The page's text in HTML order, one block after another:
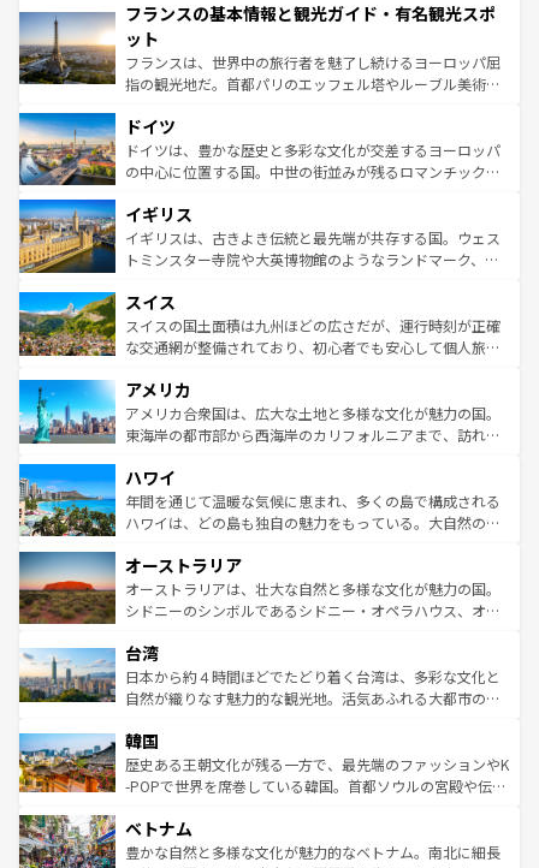
ませてくれるイタリアで、忘れられない旅をしてみよう！
なお、新着のイタリア情報は
しい。
文化が根付くこの国では、情熱的なフラメンコ、熱気あふ
れる闘牛、そして美味しいタパスが生活の一部となってい
る。首都マドリードの洗練された雰囲気や、バルセロナの
アートに溢れた街角から、地方では古代ローマ遺跡や中世
せる。地方によって風土や気候が異なるスペインはその個
性で訪れる人を魅了する。 なお、新着のスペイン情報は コ
ンテンツ一覧を参照してほしい。
フランスの基本情報と観光ガイド・有名観光スポ
ット
フランスは、世界中の旅行者を魅了し続けるヨーロッパ屈
指の観光地だ。首都パリのエッフェル塔やルーブル美術館
で、幅広い魅力が詰まっている。華麗な宮殿、歴史的な大
聖堂、美しいビーチ、そして豊かな自然が、訪れる者を心
から魅了する。また、フランスは美食の国としても知ら
いる。シャンパンの発祥地であるランス、プロヴァンスの
香り高いラベンダー畑など、多彩な楽しみ方が可能だ。さ
らに、パリ以外の地域にも魅力が溢れており、どの街角に
れる地方に足を運ぶとそれぞれで全く異なる文化を体験で
きるだろう。 なお、新着のフランス情報はコンテンツ一覧
を参照してほしい。
ドイツ
ドイツは、豊かな歴史と多彩な文化が交差するヨーロッパ
の中心に位置する国。中世の街並みが残るロマンチック街
顔を持つこの国は、どこを歩いても飽きることがない。ベ
ルリンの文化的活気、バイエルン州のアルプスの絶景、そ
してライン川沿いのワイン畑といった風景は必見。ビール
は、お酒好きな人にはぜひ体験してほしい。 なお、新着の
ドイツ情報はコンテンツ一覧を参照してほしい。
イギリス
イギリスは、古きよき伝統と最先端が共存する国。ウェス
トミンスター寺院や大英博物館のようなランドマーク、歴
リアごとに異なる魅力がある。また、優雅なアフタヌーン
ティー、ビール好きにはたまらない英国パブ、サッカー観
戦など、本場だからこそできる体験も豊富。イギリスを旅
ンツ一覧を参照してほしい。
スイス
スイスの国土面積は九州ほどの広さだが、運行時刻が正確
な交通網が整備されており、初心者でも安心して個人旅行
の建物がそのまま残る町や、スイスならではのユニークな
博物館もあり、アルプス観光だけでなく町歩きも満喫する
ことができる。国民の所得が高いため物価も高いが、旅行
ば市内交通費無料で観光を楽しむこともできる。 なお、新
着のスイス情報はコンテンツ一覧 を参照してほしい。
アメリカ
アメリカ合衆国は、広大な土地と多様な文化が魅力の国。
東海岸の都市部から西海岸のカリフォルニアまで、訪れる
のような巨大都市は、観光、ショッピング、エンターテイ
ンメントが詰まった刺激的なスポットだ。一方、アメリカ
西部には大自然が広がり、グランドキャニオンやイエロー
部のニューオーリンズでは、音楽と美食が融合した独特の
文化が魅力。旅行者はアメリカの各地域で異なる魅力を楽
しみながら、その多様性と豊かな歴史を感じることができ
ならではの贅沢な旅のスタイルだ。 なお、新着のアメリカ
情報はコンテンツ一覧を参照してほしい。
ハワイ
年間を通じて温暖な気候に恵まれ、多くの島で構成される
ハワイは、どの島も独自の魅力をもっている。大自然の神
ワイ島は見逃せない。また、定番の観光地といえばオアフ
島だが、静かな自然を求めるならマウイ島やカウアイ島が
おすすめ。エメラルドグリーンに輝く海をはじめ、豊かな
れるおもてなしの心で訪れる人々を迎えてくれるハワイの
人々、おいしいローカルフードやハワイアンミュージッ
ク、伝統的なフラダンスなど、すべてがハワイの魅力を彩
ワイを、存分に味わってほしい。 なお、新着のハワイ情報
はコンテンツ一覧を参照してほしい。
オーストラリア
オーストラリアは、壮大な自然と多様な文化が魅力の国。
シドニーのシンボルであるシドニー・オペラハウス、オー
リアリーフや大陸中央部にそびえるウルル（エアーズロッ
ク）、タスマニアの美しい原生林やケアンズの熱帯雨林な
ど、見どころがたくさん。また、カフェやワイン、オージ
いる。アクティビティも充実しており、サーフィンやダイ
ビング、ハイキングなど、アウトドア好きにはたまらな
い。オーストラリアの多彩な魅力を存分に味わいつくそ
参照してほしい。
台湾
日本から約４時間ほどでたどり着く台湾は、多彩な文化と
自然が織りなす魅力的な観光地。活気あふれる大都市の台
ン）、静ひつな山岳地帯である台湾東部など、都市の喧騒
と山間の静けさが共存しており、訪れる人に新しい発見と
驚きをもたらしてくれる。また、奥深い台湾の食文化も魅
容にもいいと評判のスイーツなど、バラエティ豊かな料理
が味わえる。 なお、新着の台湾情報は コンテンツ一覧を参
韓国
歴史ある王朝文化が残る一方で、最先端のファッションやK
-POPで世界を席巻している韓国。首都ソウルの宮殿や伝統
き、地方に足を延ばせば四季折々の自然美を楽しむことが
できる。そして、キムチや焼肉、絶品のストリートフード
ベトナム
豊かな自然と多様な文化が魅力的なベトナム。南北に細長